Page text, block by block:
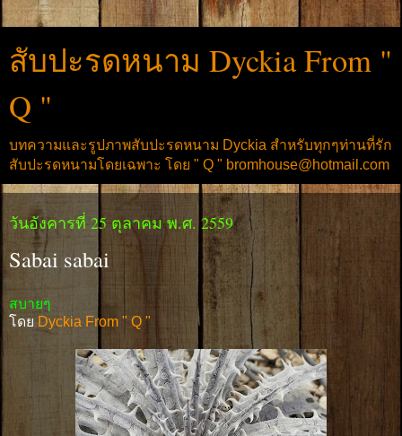
สับปะรดหนาม Dyckia From "
Q "
บทความและรูปภาพสับปะรดหนาม Dyckia สำหรับทุกๆท่านที่รัก
สับปะรดหนามโดยเฉพาะ โดย " Q " bromhouse@hotmail.com
วันอังคารที่ 25 ตุลาคม พ.ศ. 2559
Sabai sabai
สบายๆ
โดย Dyckia From " Q "